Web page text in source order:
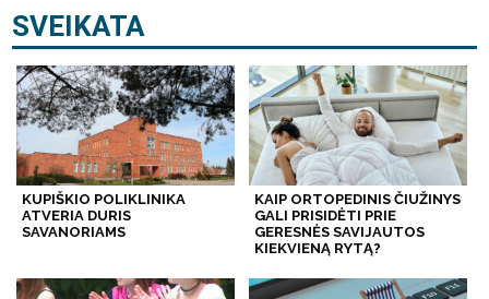
SVEIKATA
KUPIŠKIO POLIKLINIKA
ATVERIA DURIS
SAVANORIAMS
KAIP ORTOPEDINIS ČIUŽINYS
GALI PRISIDĖTI PRIE
GERESNĖS SAVIJAUTOS
KIEKVIENĄ RYTĄ?